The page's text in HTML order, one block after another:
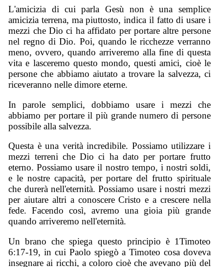
L'amicizia di cui parla Gesù non è una semplice
amicizia terrena, ma piuttosto, indica il fatto di usare i
mezzi che Dio ci ha affidato per portare altre persone
nel regno di Dio. Poi, quando le ricchezze verranno
meno, ovvero, quando arriveremo alla fine di questa
vita e lasceremo questo mondo, questi amici, cioè le
persone che abbiamo aiutato a trovare la salvezza, ci
riceveranno nelle dimore eterne.
In parole semplici, dobbiamo usare i mezzi che
abbiamo per portare il più grande numero di persone
possibile alla salvezza.
Questa è una verità incredibile. Possiamo utilizzare i
mezzi terreni che Dio ci ha dato per portare frutto
eterno. Possiamo usare il nostro tempo, i nostri soldi,
e le nostre capacità, per portare del frutto spirituale
che durerà nell'eternità. Possiamo usare i nostri mezzi
per aiutare altri a conoscere Cristo e a crescere nella
fede. Facendo così, avremo una gioia più grande
quando arriveremo nell'eternità.
Un brano che spiega questo principio è 1Timoteo
6:17-19, in cui Paolo spiegò a Timoteo cosa doveva
insegnare ai ricchi, a coloro cioè che avevano più del